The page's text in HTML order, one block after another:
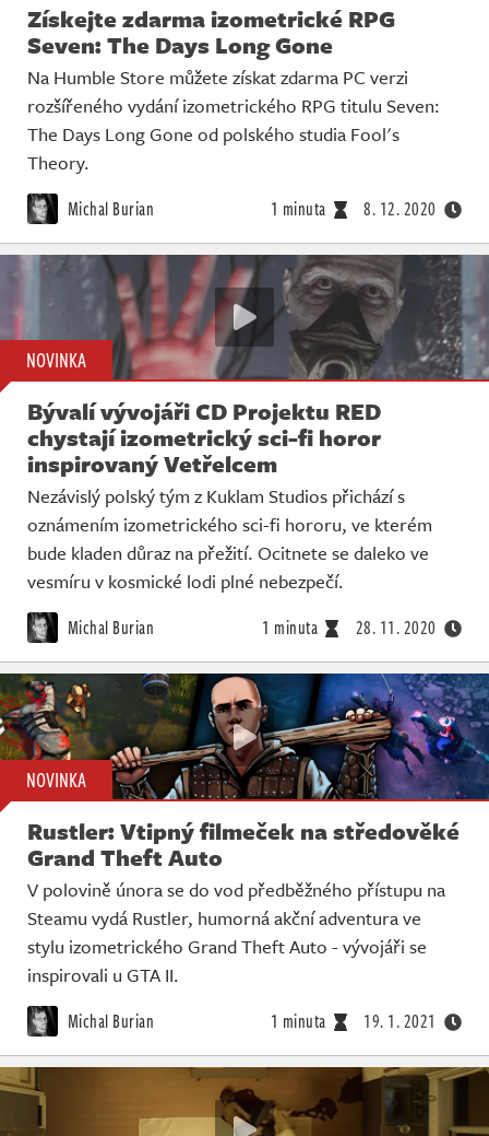
Získejte zdarma izometrické RPG
Seven: The Days Long Gone
Na Humble Store můžete získat zdarma PC verzi
rozšířeného vydání izometrického RPG titulu Seven:
The Days Long Gone od polského studia Fool's
Theory.
Michal Burian 1 minuta 8. 12. 2020
NOVINKA
Bývalí vývojáři CD Projektu RED
chystají izometrický sci-fi horor
inspirovaný Vetřelcem
Nezávislý polský tým z Kuklam Studios přichází s
oznámením izometrického sci-fi hororu, ve kterém
bude kladen důraz na přežití. Ocitnete se daleko ve
vesmíru v kosmické lodi plné nebezpečí.
Michal Burian 1 minuta 28. 11. 2020
NOVINKA
Rustler: Vtipný filmeček na středověké
Grand Theft Auto
V polovině února se do vod předběžného přístupu na
Steamu vydá Rustler, humorná akční adventura ve
stylu izometrického Grand Theft Auto - vývojáři se
inspirovali u GTA II.
Michal Burian 1 minuta 19. 1. 2021